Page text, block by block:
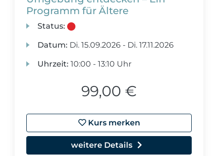
Programm für Ältere
Status:
Datum: Di. 15.09.2026 - Di. 17.11.2026
Uhrzeit: 10:00 - 13:10 Uhr
99,00 €
Kurs merken
weitere Details